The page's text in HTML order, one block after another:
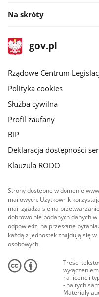
Na skróty
stopka
gov.plStrona
gov.pl
Rządowe Centrum
Polityka cookies
Służba cywilna
Profil zaufany
BIP
Deklaracja dostępności
Klauzula RODO
Strony dostępne w domenie
mailowych. Użytkownik
mail zgadza się na
dobrowolnie podanych danych
odpowiedzi na przesłane
każdą z jednostek znajdują się
osobowych.
Treści
na licencji
- na tych
Materiały